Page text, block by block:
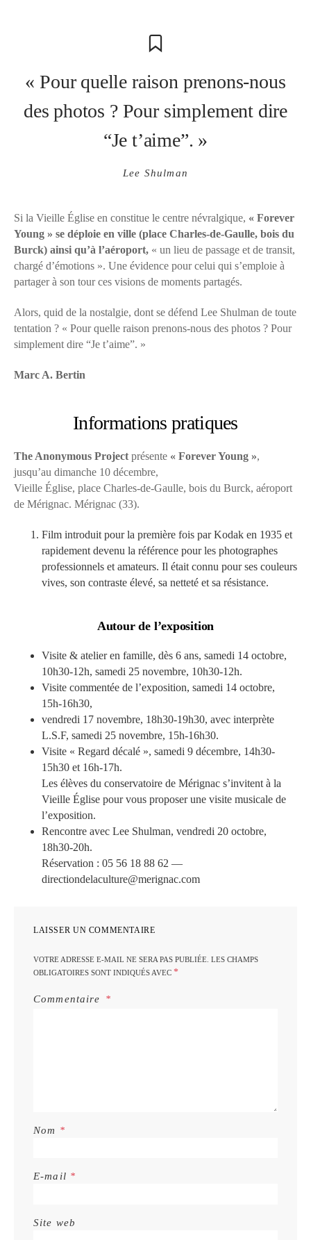
« Pour quelle raison prenons-nous
des photos ? Pour simplement dire
“Je t’aime”. »
Lee Shulman
Si la Vieille Église en constitue le centre névralgique, « Forever
Young » se déploie en ville (place Charles-de-Gaulle, bois du
Burck) ainsi qu’à l’aéroport, « un lieu de passage et de transit,
chargé d’émotions ». Une évidence pour celui qui s’emploie à
partager à son tour ces visions de moments partagés.
Alors, quid de la nostalgie, dont se défend Lee Shulman de toute
tentation ? « Pour quelle raison prenons-nous des photos ? Pour
simplement dire “Je t’aime”. »
Marc A. Bertin
Informations pratiques
The Anonymous Project présente « Forever Young »,
jusqu’au dimanche 10 décembre,
Vieille Église, place Charles-de-Gaulle, bois du Burck, aéroport
de Mérignac. Mérignac (33).
Film introduit pour la première fois par Kodak en 1935 et
rapidement devenu la référence pour les photographes
professionnels et amateurs. Il était connu pour ses couleurs
vives, son contraste élevé, sa netteté et sa résistance.
Autour de l’exposition
Visite & atelier en famille, dès 6 ans, samedi 14 octobre,
10h30-12h, samedi 25 novembre, 10h30-12h.
Visite commentée de l’exposition, samedi 14 octobre,
15h-16h30,
vendredi 17 novembre, 18h30-19h30, avec interprète
L.S.F, samedi 25 novembre, 15h-16h30.
Visite « Regard décalé », samedi 9 décembre, 14h30-
15h30 et 16h-17h.
Les élèves du conservatoire de Mérignac s’invitent à la
Vieille Église pour vous proposer une visite musicale de
l’exposition.
Rencontre avec Lee Shulman, vendredi 20 octobre,
18h30-20h.
Réservation : 05 56 18 88 62 —
directiondelaculture@merignac.com
LAISSER UN COMMENTAIRE
VOTRE ADRESSE E-MAIL NE SERA PAS PUBLIÉE. LES CHAMPS
OBLIGATOIRES SONT INDIQUÉS AVEC *
Commentaire
Nom *
E-mail *
Site web